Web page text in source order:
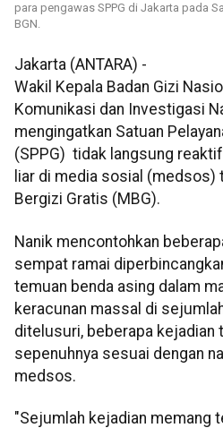
para pengawas SPPG di Jakarta pada
BGN.
Jakarta (ANTARA) -
Wakil Kepala Badan Gizi
Komunikasi dan Investigasi
mengingatkan Satuan
(SPPG) tidak langsung
liar di media sosial (medsos)
Bergizi Gratis (MBG).
Nanik mencontohkan
sempat ramai
temuan benda asing dalam
keracunan massal di
ditelusuri, beberapa kejadian
sepenuhnya sesuai dengan
medsos.
"Sejumlah kejadian memang